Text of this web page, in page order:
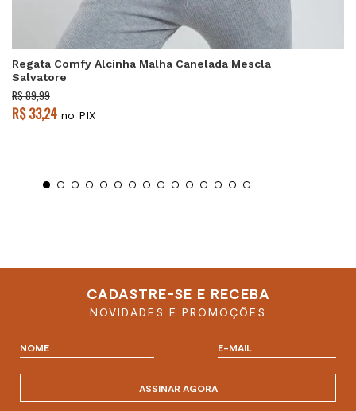
Regata Comfy Alcinha Malha Canelada Mescla
Salvatore
R$ 89,99
R$ 33,24 no PIX
CADASTRE-SE E RECEBA
NOVIDADES E PROMOÇÕES
ASSINAR AGORA